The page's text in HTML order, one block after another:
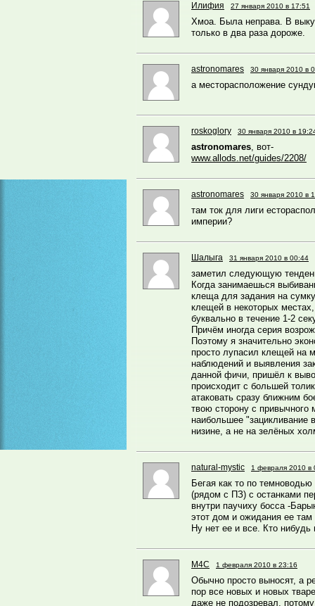
Илифия 27 января 2010 в 17:51
Хмоа. Была неправа. В
только в два раза дороже.
astronomares 30 января 2010 в
а месторасположение
roskoglory 30 января 2010 в
astronomares, вот-
www.allods.net/guides/2208/
astronomares 30 января 2010 в
там ток для лиги
империи?
Шалыга 31 января 2010 в 00:44
заметил следующую
Когда занимаешься
клеща для задания на
клещей в некоторых
буквально в течение 1-2
Причём иногда серия
Поэтому я значительно
просто лупасил клещей на
наблюдений и выявления
данной фичи, пришёл к
происходит с большей
атаковать сразу ближним
твою сторону с привычного
наибольшее "зацикливание
низине, а не на зелёных
natural-mystic 1 февраля 2010 в
Бегая как то по
(рядом с ПЗ) с останками
внутри паучиху босса -
этот дом и ожидания ее там
Ну нет ее и все. Кто нибудь
M4C 1 февраля 2010 в 23:16
Обычно просто выносят, а
пор все новых и новых
даже не подозревал,